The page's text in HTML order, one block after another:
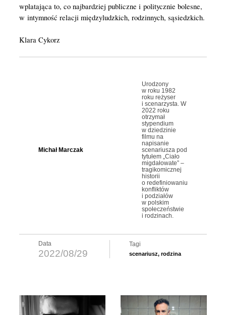
wplatająca to, co najbardziej publiczne i politycznie bolesne,
w intymność relacji międzyludzkich, rodzinnych, sąsiedzkich.
Klara Cykorz
Michał Marczak
Urodzony
w roku 1982
roku reżyser
i scenarzysta. W
2022 roku
otrzymał
stypendium
w dziedzinie
filmu na
napisanie
scenariusza pod
tytułem „Ciało
migdałowate” –
tragikomicznej
historii
o redefiniowaniu
konfliktów
i podziałów
w polskim
społeczeństwie
i rodzinach.
Data
2022/08/29
Tagi
scenariusz, rodzina